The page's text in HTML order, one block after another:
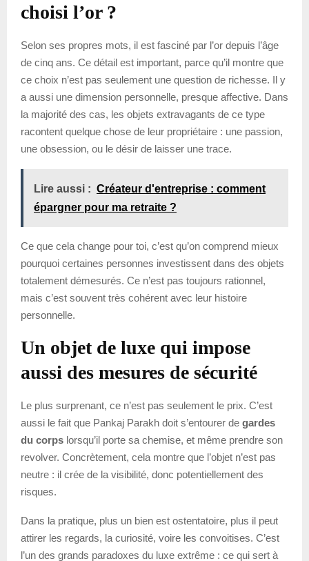
choisi l’or ?
Selon ses propres mots, il est fasciné par l’or depuis l’âge
de cinq ans. Ce détail est important, parce qu’il montre que
ce choix n’est pas seulement une question de richesse. Il y
a aussi une dimension personnelle, presque affective. Dans
la majorité des cas, les objets extravagants de ce type
racontent quelque chose de leur propriétaire : une passion,
une obsession, ou le désir de laisser une trace.
Lire aussi : Créateur d'entreprise : comment
épargner pour ma retraite ?
Ce que cela change pour toi, c’est qu’on comprend mieux
pourquoi certaines personnes investissent dans des objets
totalement démesurés. Ce n’est pas toujours rationnel,
mais c’est souvent très cohérent avec leur histoire
personnelle.
Un objet de luxe qui impose
aussi des mesures de sécurité
Le plus surprenant, ce n’est pas seulement le prix. C’est
aussi le fait que Pankaj Parakh doit s’entourer de gardes
du corps lorsqu’il porte sa chemise, et même prendre son
revolver. Concrètement, cela montre que l’objet n’est pas
neutre : il crée de la visibilité, donc potentiellement des
risques.
Dans la pratique, plus un bien est ostentatoire, plus il peut
attirer les regards, la curiosité, voire les convoitises. C’est
l’un des grands paradoxes du luxe extrême : ce qui sert à